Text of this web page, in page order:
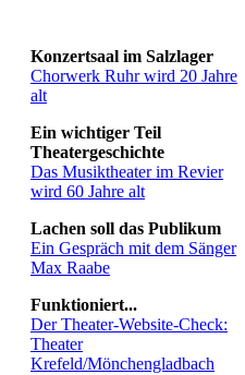
Konzertsaal im Salzlager
Chorwerk Ruhr wird 20 Jahre
alt
Ein wichtiger Teil
Theatergeschichte
Das Musiktheater im Revier
wird 60 Jahre alt
Lachen soll das Publikum
Ein Gespräch mit dem Sänger
Max Raabe
Funktioniert...
Der Theater-Website-Check:
Theater
Krefeld/Mönchengladbach